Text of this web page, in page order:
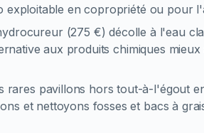
en copropriété ou pour
(275 €) décolle à l'eau
aux produits chimiques
rares pavillons hors tout-à-l'égout
et nettoyons fosses et bacs à